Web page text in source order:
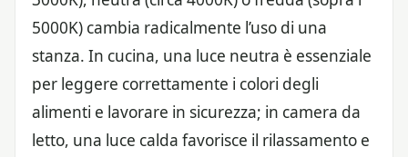
5000K) cambia radicalmente l’uso di una
stanza. In cucina, una luce neutra è essenziale
per leggere correttamente i colori degli
alimenti e lavorare in sicurezza; in camera da
letto, una luce calda favorisce il rilassamento e